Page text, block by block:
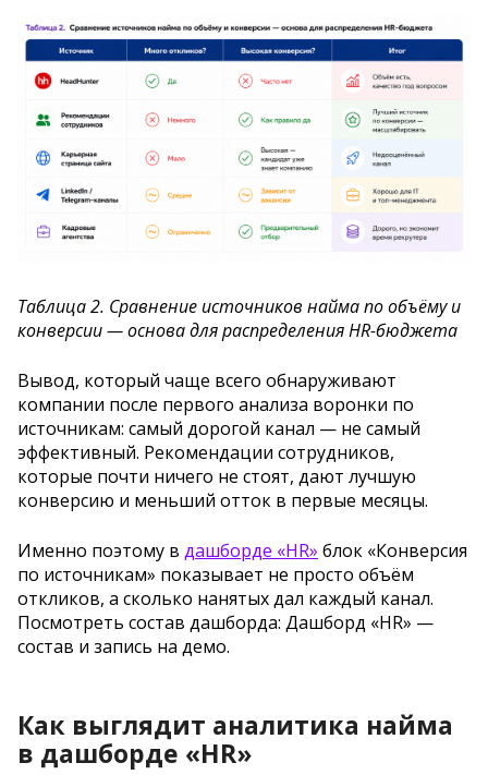
Таблица 2. Сравнение источников найма по объёму и
конверсии — основа для распределения HR-бюджета
Вывод, который чаще всего обнаруживают
компании после первого анализа воронки по
источникам: самый дорогой канал — не самый
эффективный. Рекомендации сотрудников,
которые почти ничего не стоят, дают лучшую
конверсию и меньший отток в первые месяцы.
Именно поэтому в дашборде «HR» блок «Конверсия
по источникам» показывает не просто объём
откликов, а сколько нанятых дал каждый канал.
Посмотреть состав дашборда: Дашборд «HR» —
состав и запись на демо.
Как выглядит аналитика найма
в дашборде «HR»